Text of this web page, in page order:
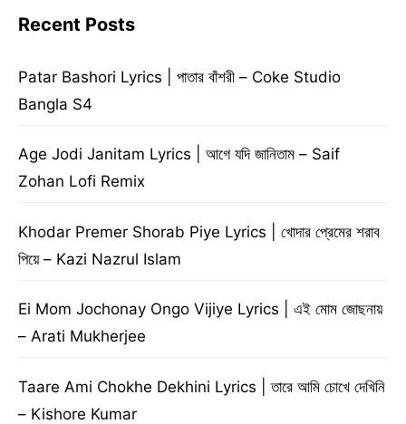
Recent Posts
Patar Bashori Lyrics | পাতার বাঁশরী – Coke Studio
Bangla S4
Age Jodi Janitam Lyrics | আগে যদি জানিতাম – Saif
Zohan Lofi Remix
Khodar Premer Shorab Piye Lyrics | খোদার প্রেমের শরাব
পিয়ে – Kazi Nazrul Islam
Ei Mom Jochonay Ongo Vijiye Lyrics | এই মোম জোছনায়
– Arati Mukherjee
Taare Ami Chokhe Dekhini Lyrics | তারে আমি চোখে দেখিনি
– Kishore Kumar